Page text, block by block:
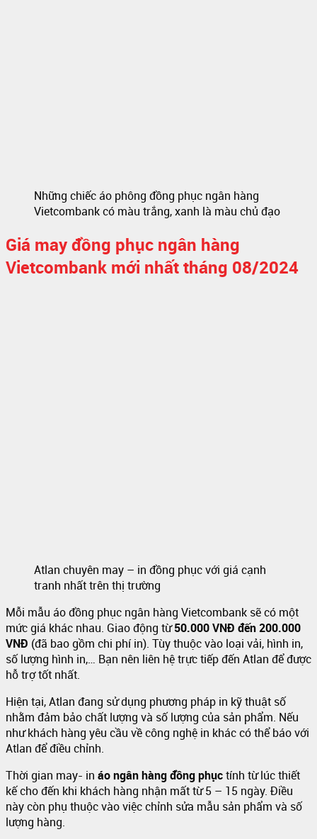
Những chiếc áo phông đồng phục ngân hàng
Vietcombank có màu trắng, xanh là màu chủ đạo
Giá may đồng phục ngân hàng
Vietcombank mới nhất tháng 08/2024
Atlan chuyên may – in đồng phục với giá cạnh
tranh nhất trên thị trường
Mỗi mẫu áo đồng phục ngân hàng Vietcombank sẽ có một
mức giá khác nhau. Giao động từ50.000 VNĐ đến 200.000
VNĐ (đã bao gồm chi phí in). Tùy thuộc vào loại vải, hình in,
số lượng hình in,… Bạn nên liên hệ trực tiếp đến Atlan để được
hỗ trợ tốt nhất.
Hiện tại, Atlan đang sử dụng phương pháp in kỹ thuật số
nhằm đảm bảo chất lượng và số lượng của sản phẩm. Nếu
như khách hàng yêu cầu về công nghệ in khác có thể báo với
Atlan để điều chỉnh.
Thời gian may- in áo ngân hàng đồng phụctính từ lúc thiết
kế cho đến khi khách hàng nhận mất từ 5 – 15 ngày. Điều
này còn phụ thuộc vào việc chỉnh sửa mẫu sản phẩm và số
lượng hàng.